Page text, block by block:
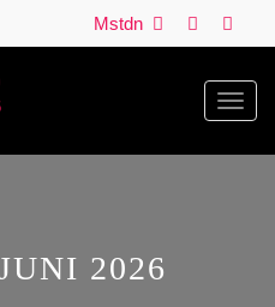
Mstdn
2026